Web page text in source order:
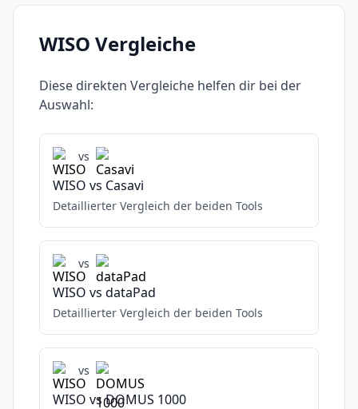
WISO Vergleiche
Diese direkten Vergleiche helfen dir bei der
Auswahl:
vs
WISO vs Casavi
Detaillierter Vergleich der beiden Tools
vs
WISO vs dataPad
Detaillierter Vergleich der beiden Tools
vs
WISO vsDOMUS 1000